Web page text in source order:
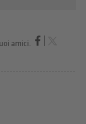
amici.